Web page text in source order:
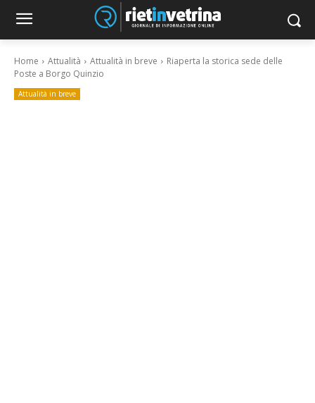
Home Attualità Attualità in breve
Riaperta la storica sede delle
Poste a Borgo Quinzio
Attualità in breve